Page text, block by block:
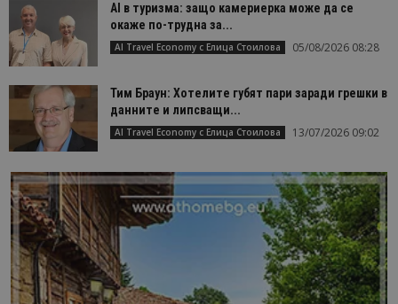
AI в туризма: защо камериерка може да се
окаже по-трудна за...
AI Travel Economy с Елица Стоилова 05/08/2026 08:28
Тим Браун: Хотелите губят пари заради грешки в
данните и липсващи...
AI Travel Economy с Елица Стоилова 13/07/2026 09:02